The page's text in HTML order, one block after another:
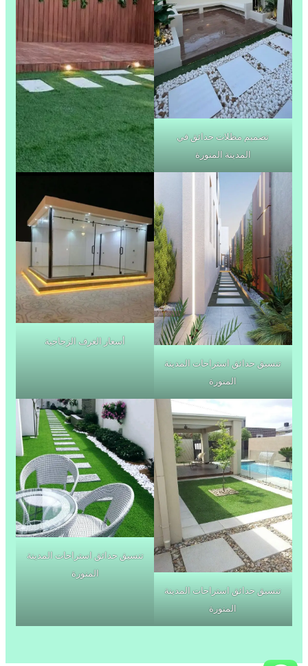
تصميم مظلات حدائق في
المدينة المنورة
تنسيق حدائق استراحات المدينة
المنورة
أسعار الغرف الزجاجية
تنسيق حدائق استراحات المدينة
المنورة
تنسيق حدائق استراحات المدينة
المنورة